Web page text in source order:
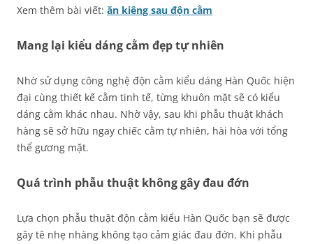
Xem thêm bài viết: ăn kiêng sau độn cằm
Mang lại kiểu dáng cằm đẹp tự nhiên
Nhờ sử dụng công nghệ độn cằm kiểu dáng Hàn Quốc hiện
đại cùng thiết kế cằm tinh tế, từng khuôn mặt sẽ có kiểu
dáng cằm khác nhau. Nhờ vậy, sau khi phẫu thuật khách
hàng sẽ sở hữu ngay chiếc cằm tự nhiên, hài hòa với tổng
thể gương mặt.
Quá trình phẫu thuật không gây đau đớn
Lựa chọn phẫu thuật độn cằm kiểu Hàn Quốc bạn sẽ được
gây tê nhẹ nhàng không tạo cảm giác đau đớn. Khi phẫu